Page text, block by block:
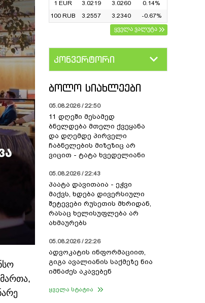
1 EUR
3.0219 3.0260
0.14%
100 RUB
3.2557 3.2340
-0.67%
ყველა ვალუტა
კონვერტორი
ᲑᲝᲚᲝ ᲡᲘᲐᲮᲚᲔᲔᲑᲘ
05.08.2026 / 22:50
11 დღეში მესამედ
ბნელდება მთელი ქვეყანა
და დღემდე პირველი
ჩაბნელების მიზეზიც არ
ვიცით - ტატა ხვედელიანი
05.08.2026 / 22:43
პაატა დავითაია - ეჭვი
მაქვს, ხდება დივერსიული
შეტევები რუსეთის მხრიდან,
რასაც ხელისუფლება არ
ახმაურებს
05.08.2026 / 22:26
ადვოკატის ინფორმაციით,
გიგა ავალიანის საქმეზე ნია
იმნაძეს აკავებენ
ყველა სტატია